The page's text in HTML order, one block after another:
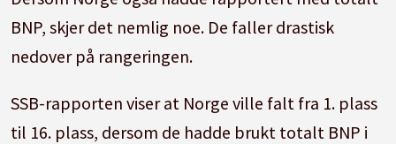
BNP, skjer det nemlig noe. De faller drastisk
nedover på rangeringen.
SSB-rapporten viser at Norge ville falt fra 1. plass
til 16. plass, dersom de hadde brukt totalt BNP i